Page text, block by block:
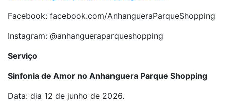
Facebook: facebook.com/AnhangueraParqueShopping
Instagram: @anhangueraparqueshopping
Serviço
Sinfonia de Amor no Anhanguera Parque Shopping
Data: dia 12 de junho de 2026.